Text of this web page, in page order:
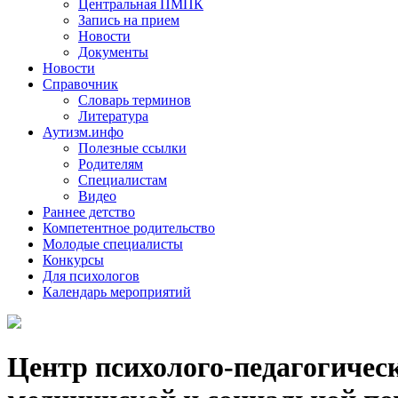
Центральная ПМПК
Запись на прием
Новости
Документы
Новости
Справочник
Словарь терминов
Литература
Аутизм.инфо
Полезные ссылки
Родителям
Специалистам
Видео
Раннее детство
Компетентное родительство
Молодые специалисты
Конкурсы
Для психологов
Календарь мероприятий
Центр психолого-